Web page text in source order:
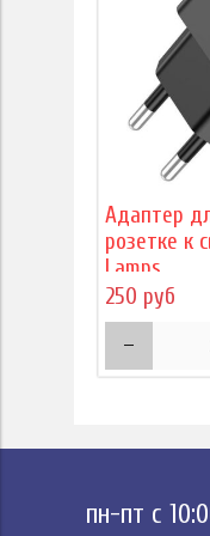
Адаптер
розетке к
Lamps
250 руб
пн-пт с